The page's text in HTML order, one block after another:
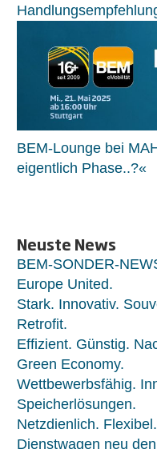
BEM-Lounge bei
eigentlich Phase..?«
Neuste News
BEM-SONDER-
Europe United.
Stark. Innovativ.
Retrofit.
Effizient. Günstig.
Green Economy.
Wettbewerbsfähig.
Speicherlösungen.
Netzdienlich.
Dienstwagen neu